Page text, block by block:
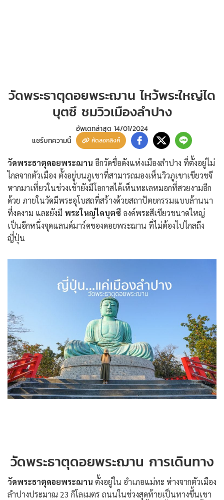
วัดพระธาตุดอยพระฌาน ไหว้พระใหญ่ได
บุตซึ ชมวิวเมืองลำปาง
อัพเดทล่าสุด 14/01/2024
แชร์บทความนี้
คัดลอกลิงค์
วัดพระธาตุดอยพระฌาน อีกวัดชื่อดังแห่งเมืองลำปาง ที่ตั้งอยู่ไม่
ไกลจากตัวเมือง ตั้งอยู่บนภูเขาที่สามารถมองเห็นวิวภูเขาเขียวขจี
หากมาเที่ยวในช่วงเช้ายังมีโอกาสได้เห็นทะเลหมอกที่สวยงามอีก
ด้วย ภายในวัดมีพระอุโบสถที่สร้างด้วยสถาปัตยกรรมแบบล้านนา
ที่งดงาม และยังมี พระใหญ่ไดบุตซึ องค์พระสีเขียวขนาดใหญ่
เป็นอีกหนึ่งจุดแลนด์มาร์คของดอยพระฌาน ที่ไม่ต้องไปไกลถึง
ญี่ปุ่น
วัดพระธาตุดอยพระฌาน การเดินทาง
วัดพระธาตุดอยพระฌาน ตั้งอยู่ใน อำเภอแม่ทะ ห่างจากตัวเมือง
ลำปางประมาณ 23 กิโลเมตร ถนนในช่วงสุดท้ายเป็นทางขึ้นเขา